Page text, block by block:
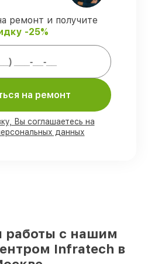
официальной
присутствия
готовы к
остальные
ремонт и получите
-25%
на ремонт
Вы соглашаетесь на
данных
работы с нашим
Infratech в